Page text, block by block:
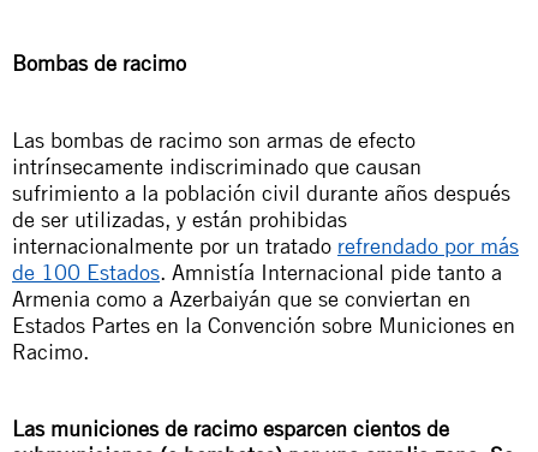
Bombas de racimo
Las bombas de racimo son armas de efecto
intrínsecamente indiscriminado que causan
sufrimiento a la población civil durante años después
de ser utilizadas, y están prohibidas
internacionalmente por un tratado refrendado por más
de 100 Estados. Amnistía Internacional pide tanto a
Armenia como a Azerbaiyán que se conviertan en
Estados Partes en la Convención sobre Municiones en
Racimo.
Las municiones de racimo esparcen cientos de